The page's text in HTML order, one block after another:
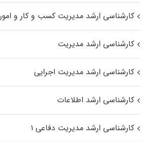
کارشناسی ارشد مدیریت کسب و کار و
کارشناسی ارشد مدیریت
کارشناسی ارشد مدیریت اجرایی
کارشناسی ارشد اطلاعات
کارشناسی ارشد مدیریت دفاعی ۱